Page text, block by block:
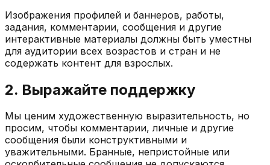
Изображения профилей и баннеров, работы,
задания, комментарии, сообщения и другие
интерактивные материалы должны быть уместны
для аудитории всех возрастов и стран и не
содержать контент для взрослых.
2. Выражайте поддержку
Мы ценим художественную выразительность, но
просим, чтобы комментарии, личные и другие
сообщения были конструктивными и
уважительными. Бранные, непристойные или